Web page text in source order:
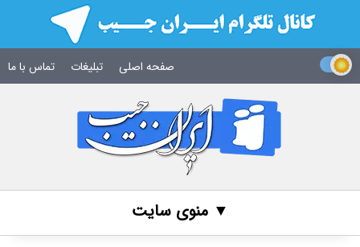
صفحه اصلی تبلیغات تماس با ما
▼ منوی سایت